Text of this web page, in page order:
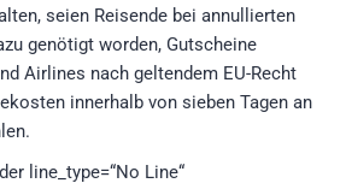
seien Reisende bei annullierten
genötigt worden, Gutscheine
Airlines nach geltendem EU-Recht
innerhalb von sieben Tagen an
line_type=“No Line“